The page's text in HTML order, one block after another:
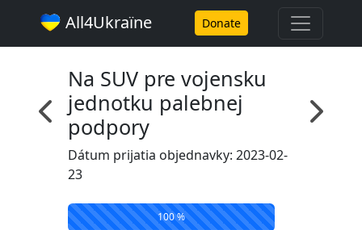
All4Ukraїne Donate
Na SUV pre vojensku
jednotku palebnej
podpory
Dátum prijatia objednavky: 2023-02-
23
100 %